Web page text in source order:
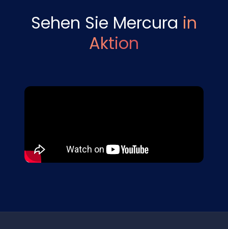
Sehen Sie Mercura in
Aktion